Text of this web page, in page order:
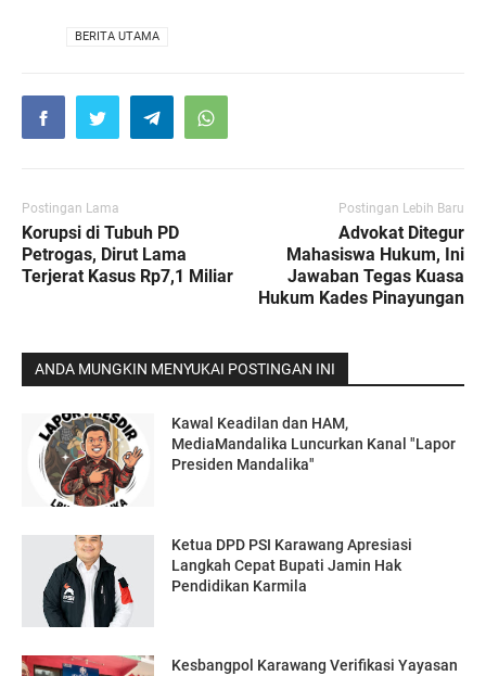
BERITA UTAMA
Postingan Lama
Korupsi di Tubuh PD
Petrogas, Dirut Lama
Terjerat Kasus Rp7,1 Miliar
Postingan Lebih Baru
Advokat Ditegur
Mahasiswa Hukum, Ini
Jawaban Tegas Kuasa
Hukum Kades Pinayungan
ANDA MUNGKIN MENYUKAI POSTINGAN INI
Kawal Keadilan dan HAM,
MediaMandalika Luncurkan Kanal "Lapor
Presiden Mandalika"
Ketua DPD PSI Karawang Apresiasi
Langkah Cepat Bupati Jamin Hak
Pendidikan Karmila
Kesbangpol Karawang Verifikasi Yayasan